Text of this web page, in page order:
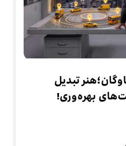
تبدیل
بهره‌وری!